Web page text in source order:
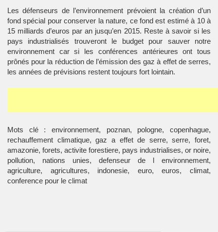
Les défenseurs de l’environnement prévoient la création d’un
fond spécial pour conserver la nature, ce fond est estimé à 10 à
15 milliards d’euros par an jusqu’en 2015. Reste à savoir si les
pays industrialisés trouveront le budget pour sauver notre
environnement car si les conférences antérieures ont tous
prônés pour la réduction de l’émission des gaz à effet de serres,
les années de prévisions restent toujours fort lointain.
Mots clé : environnement, poznan, pologne, copenhague,
rechauffement climatique, gaz a effet de serre, serre, foret,
amazonie, forets, activite forestiere, pays industrialises, or noire,
pollution, nations unies, defenseur de l environnement,
agriculture, agricultures, indonesie, euro, euros, climat,
conference pour le climat